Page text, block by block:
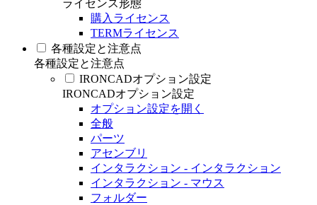
ライセンス形態
購入ライセンス
TERMライセンス
各種設定と注意点
各種設定と注意点
IRONCADオプション設定
IRONCADオプション設定
オプション設定を開く
全般
パーツ
アセンブリ
インタラクション - インタラクション
インタラクション - マウス
フォルダー